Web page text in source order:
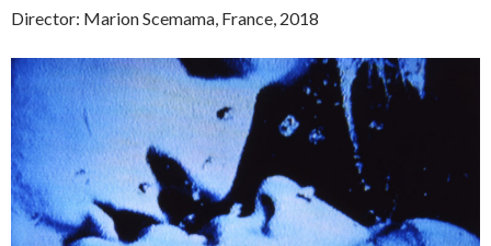
Director: Marion Scemama, France, 2018